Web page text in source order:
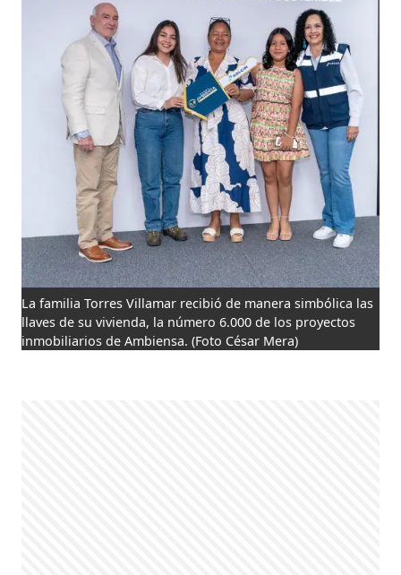
La familia Torres Villamar recibió de manera simbólica las
llaves de su vivienda, la número 6.000 de los proyectos
inmobiliarios de Ambiensa. (Foto César Mera)